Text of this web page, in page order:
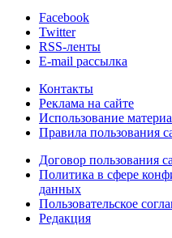
Facebook
Twitter
RSS-ленты
E-mail рассылка
Контакты
Реклама на сайте
Использование
Правила пользования
Договор пользования
Политика в сфере
данных
Пользовательское
Редакция